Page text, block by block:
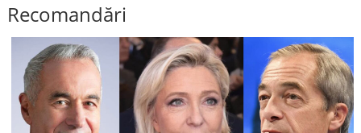
Recomandări